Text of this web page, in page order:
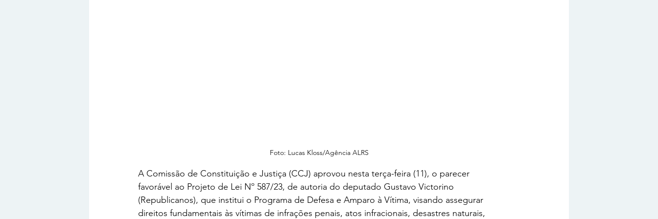
Foto: Lucas Kloss/Agência ALRS
A Comissão de Constituição e Justiça (CCJ) aprovou nesta terça-feira (11), o parecer
favorável ao Projeto de Lei Nº 587/23, de autoria do deputado Gustavo Victorino
(Republicanos), que institui o Programa de Defesa e Amparo à Vítima, visando assegurar
direitos fundamentais às vítimas de infrações penais, atos infracionais, desastres naturais,